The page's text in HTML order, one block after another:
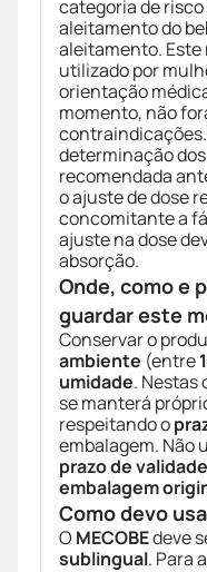
categoria de
aleitamento do
aleitamento. Este
utilizado por
orientação
momento, não
determinação
recomendada
o ajuste de dose
concomitante a
ajuste na dose
absorção.
Onde, como e
guardar este
Conservar o
ambiente (entre
umidade. Nestas
se manterá
respeitando o
embalagem. Não
prazo de
embalagem
Como devo
O MECOBEdeve
sublingual. Para a